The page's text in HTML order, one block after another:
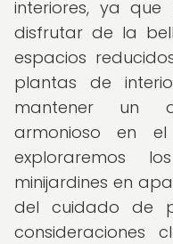
interiores, ya
disfrutar de la
espacios
plantas de
mantener un
armonioso en
exploraremos
minijardines en
del cuidado de
consideraciones